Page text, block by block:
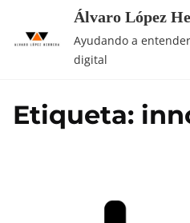
Álvaro López
Ayudando a
digital
Etiqueta: